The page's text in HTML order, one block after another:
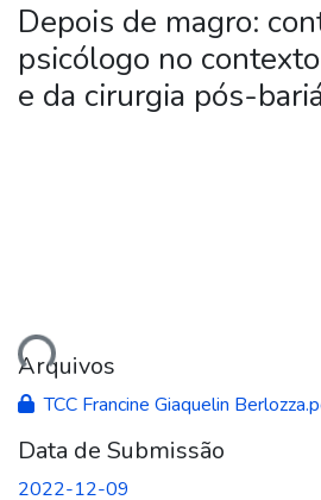
Depois de magro:
psicólogo no
e da cirurgia pós-
Arquivos
TCC Francine Giaquelin
Data de Submissão
2022-12-09